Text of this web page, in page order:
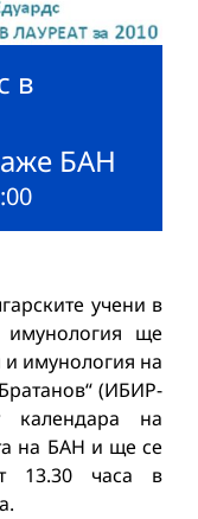
в
БАН
учени в
имунология ще
и имунология на
(ИБИР-
на
на БАН и ще се
13.30 часа в